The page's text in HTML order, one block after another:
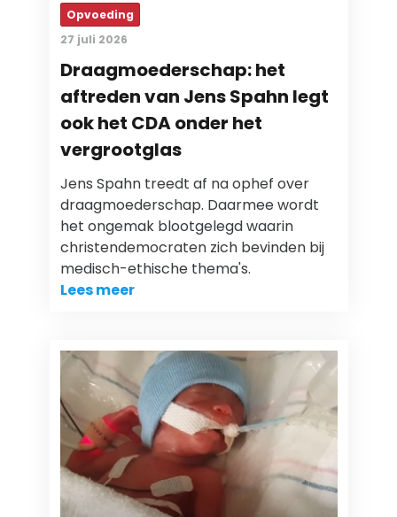
Opvoeding
27 juli 2026
Draagmoederschap: het
aftreden van Jens Spahn legt
ook het CDA onder het
vergrootglas
Jens Spahn treedt af na ophef over
draagmoederschap. Daarmee wordt
het ongemak blootgelegd waarin
christendemocraten zich bevinden bij
medisch-ethische thema's.
Lees meer